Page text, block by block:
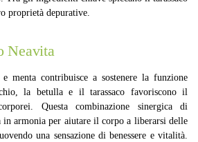
proprietà depurative.
Neavita
e menta contribuisce a sostenere la funzione
la betulla e il tarassaco favoriscono il
Questa combinazione sinergica di
armonia per aiutare il corpo a liberarsi delle
una sensazione di benessere e vitalità.